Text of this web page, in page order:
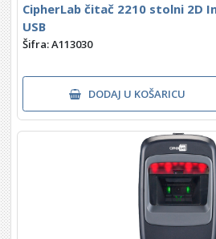
CipherLab čitač 2210 stolni 2D
USB
Šifra: A113030
DODAJ U KOŠARICU